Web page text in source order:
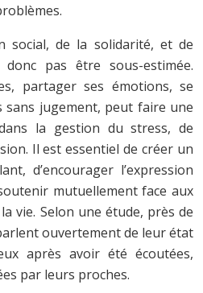
social, de la solidarité, et de
pas être sous-estimée.
partager ses émotions, se
jugement, peut faire une
la gestion du stress, de
Il est essentiel de créer un
d’encourager l’expression
mutuellement face aux
vie. Selon une étude, près de
ouvertement de leur état
après avoir été écoutées,
par leurs proches.